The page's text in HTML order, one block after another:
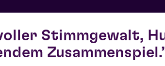
Stimmgewalt,
Zusammenspiel.